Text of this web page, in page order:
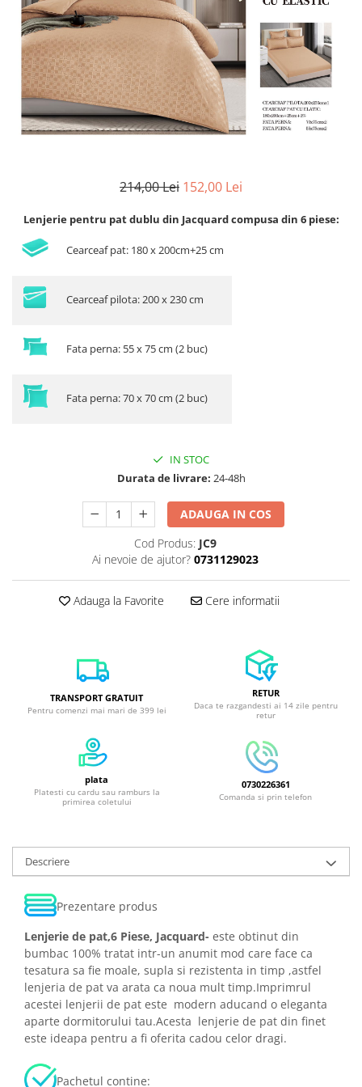
Lenjerii de pat Bumbac 100%
Lenjerii de pat Cocolino
Lenjerii de pat Finet + 2 Draperii
Lenjerii de pat Saten 4 piese cu
elastic
214,00 Lei 152,00 Lei
Lenjerie pentru pat dublu din Jacquard compusa din 6 piese:
Cearceaf pat: 180 x 200cm+25 cm
Cearceaf pilota: 200 x 230 cm
Fata perna: 55 x 75 cm (2 buc)
Fata perna: 70 x 70 cm (2 buc)
IN STOC
Durata de livrare: 24-48h
ADAUGA IN COS
Cod Produs: JC9
Ai nevoie de ajutor? 0731129023
Adauga la Favorite Cere informatii
TRANSPORT GRATUIT
Pentru comenzi mai mari de 399 lei
RETUR
Daca te razgandesti ai 14 zile pentru
retur
plata
Platesti cu cardu sau ramburs la
primirea coletului
0730226361
Comanda si prin telefon
Descriere
Prezentare produs
Lenjerie de pat,6 Piese, Jacquard- este obtinut din
bumbac 100% tratat intr-un anumit mod care face ca
tesatura sa fie moale, supla si rezistenta in timp ,astfel
lenjeria de pat va arata ca noua mult timp.Imprimrul
acestei lenjerii de pat este modern aducand o eleganta
aparte dormitorului tau.Acesta lenjerie de pat din finet
este ideapa pentru a fi oferita cadou celor dragi.
Pachetul contine: